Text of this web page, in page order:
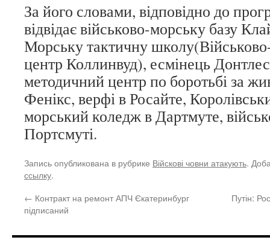
За його словами, відповідно до
відвідає військово-морську базу
Морську тактичну
центр Коллинвуд), есмінець
методичний центр по боротьбі за
Фенікс, верфі в Росайте,
морський коледж в Дартмуте,
Портсмуті.
Запись опубликована в рубрике Війскові човни атакують.
ссылку.
← Контракт на ремонт АПЧ Єкатеринбург
підписаний
Путін: